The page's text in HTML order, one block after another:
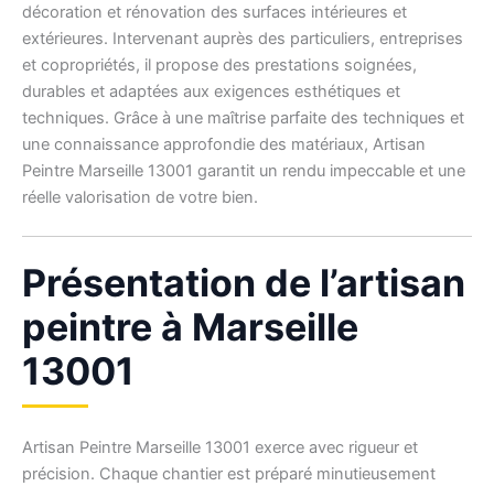
décoration et rénovation des surfaces intérieures et
extérieures. Intervenant auprès des particuliers, entreprises
et copropriétés, il propose des prestations soignées,
durables et adaptées aux exigences esthétiques et
techniques. Grâce à une maîtrise parfaite des techniques et
une connaissance approfondie des matériaux, Artisan
Peintre Marseille 13001 garantit un rendu impeccable et une
réelle valorisation de votre bien.
Présentation de l’artisan
peintre à Marseille
13001
Artisan Peintre Marseille 13001 exerce avec rigueur et
précision. Chaque chantier est préparé minutieusement